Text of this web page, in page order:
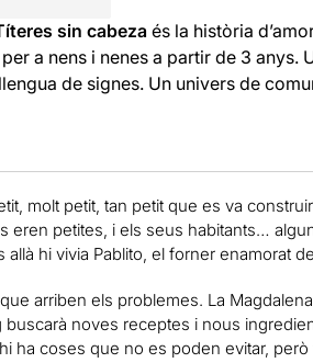
sin cabeza és la història
a nens i nenes a partir de 3 anys.
de signes. Un univers de
molt petit, tan petit que es va
eren petites, i els seus habitants…
hi vivia Pablito, el forner enamorat
arriben els problemes. La
noves receptes i nous
ha coses que no es poden evitar, però